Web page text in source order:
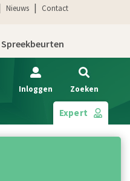
Nieuws Contact
Spreekbeurten
Inloggen Zoeken
Expert